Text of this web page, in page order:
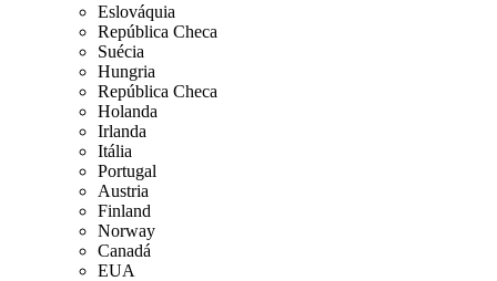
Eslováquia
República Checa
Suécia
Hungria
República Checa
Holanda
Irlanda
Itália
Portugal
Austria
Finland
Norway
Canadá
EUA